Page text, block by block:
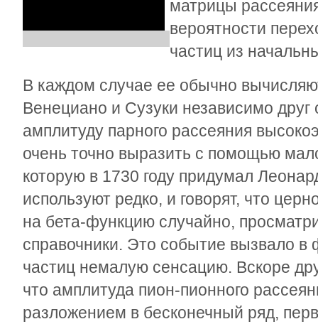
матрицы
вероятности
частиц из
В каждом случае ее обычно
Венециано и Сузуки независимо друг
амплитуду парного рассеяния
очень точно выразить с помощью
которую в 1730 году придумал
используют редко, и говорят, что
на бета-функцию случайно,
справочники. Это событие вызвало
частиц немалую сенсацию. Вскоре
что амплитуда пион-пионного
разложением в бесконечный ряд,